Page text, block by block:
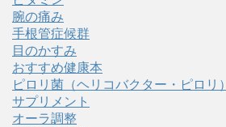
腕の痛み
手根管症候群
目のかすみ
おすすめ健康本
ピロリ菌（ヘリコバクター・ピロリ）
サプリメント
オーラ調整